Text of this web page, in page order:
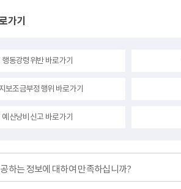
가기
행동강령위반 바로가기
보조금부정행위 바로가기
예산낭비신고 바로가기
하는 정보에 대하여 만족하십니까?